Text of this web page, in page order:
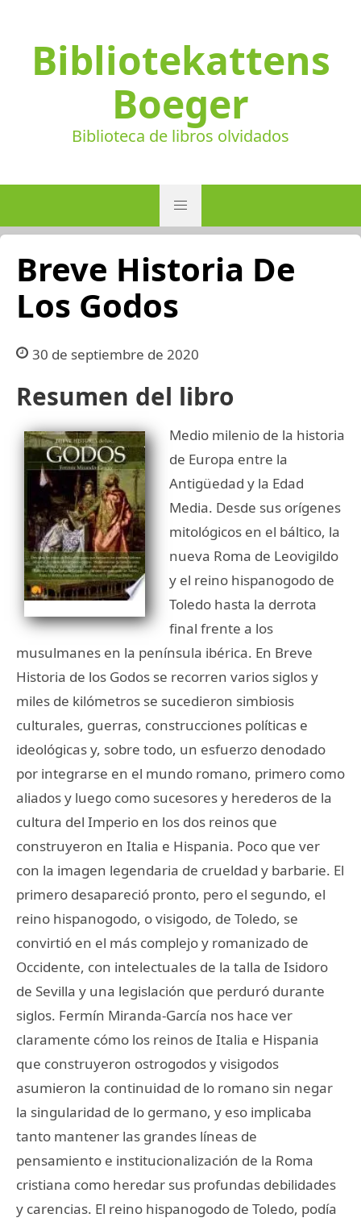
Bibliotekattens
Boeger
Biblioteca de libros olvidados
Breve Historia De
Los Godos
30 de septiembre de 2020
Resumen del libro
Medio milenio de la historia
de Europa entre la
Antigüedad y la Edad
Media. Desde sus orígenes
mitológicos en el báltico, la
nueva Roma de Leovigildo
y el reino hispanogodo de
Toledo hasta la derrota
final frente a los
musulmanes en la península ibérica. En Breve
Historia de los Godos se recorren varios siglos y
miles de kilómetros se sucedieron simbiosis
culturales, guerras, construcciones políticas e
ideológicas y, sobre todo, un esfuerzo denodado
por integrarse en el mundo romano, primero como
aliados y luego como sucesores y herederos de la
cultura del Imperio en los dos reinos que
construyeron en Italia e Hispania. Poco que ver
con la imagen legendaria de crueldad y barbarie. El
primero desapareció pronto, pero el segundo, el
reino hispanogodo, o visigodo, de Toledo, se
convirtió en el más complejo y romanizado de
Occidente, con intelectuales de la talla de Isidoro
de Sevilla y una legislación que perduró durante
siglos. Fermín Miranda-García nos hace ver
claramente cómo los reinos de Italia e Hispania
que construyeron ostrogodos y visigodos
asumieron la continuidad de lo romano sin negar
la singularidad de lo germano, y eso implicaba
tanto mantener las grandes líneas de
pensamiento e institucionalización de la Roma
cristiana como heredar sus profundas debilidades
y carencias. El reino hispanogodo de Toledo, podía